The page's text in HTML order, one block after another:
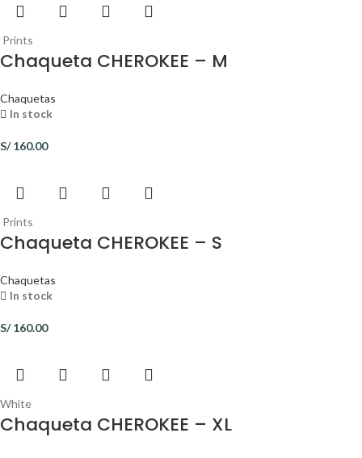
Prints
Chaqueta CHEROKEE – M
Chaquetas
In stock
S/160.00
Prints
Chaqueta CHEROKEE – S
Chaquetas
In stock
S/160.00
White
Chaqueta CHEROKEE – XL